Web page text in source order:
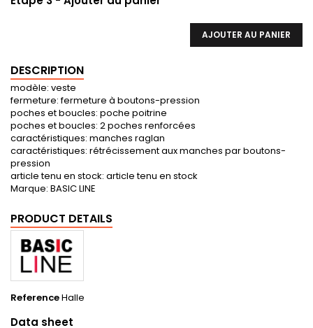
AJOUTER AU PANIER
DESCRIPTION
modèle: veste
fermeture: fermeture à boutons-pression
poches et boucles: poche poitrine
poches et boucles: 2 poches renforcées
caractéristiques: manches raglan
caractéristiques: rétrécissement aux manches par boutons-
pression
article tenu en stock: article tenu en stock
Marque: BASIC LINE
PRODUCT DETAILS
ReferenceHalle
Data sheet